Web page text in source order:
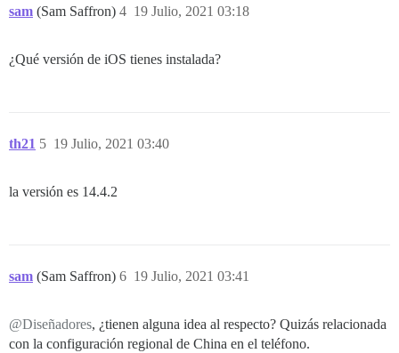
sam (Sam Saffron) 19 Julio, 2021 03:18
4
¿Qué versión de iOS tienes instalada?
th21 19 Julio, 2021 03:40
5
la versión es 14.4.2
sam (Sam Saffron) 19 Julio, 2021 03:41
6
@Diseñadores, ¿tienen alguna idea al respecto? Quizás relacionada
con la configuración regional de China en el teléfono.